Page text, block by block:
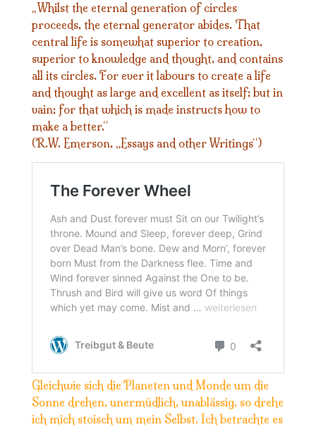
„Whilst the eternal generation of circles
proceeds, the eternal generator abides. That
central life is somewhat superior to creation,
superior to knowledge and thought, and contains
all its circles. For ever it labours to create a life
and thought as large and excellent as itself; but in
vain; for that which is made instructs how to
make a better.“
(R.W. Emerson, „Essays and other Writings“)
Gleichwie sich die Planeten und Monde um die
Sonne drehen, unermüdlich, unablässig, so drehe
ich mich stoisch um mein Selbst. Ich betrachte es